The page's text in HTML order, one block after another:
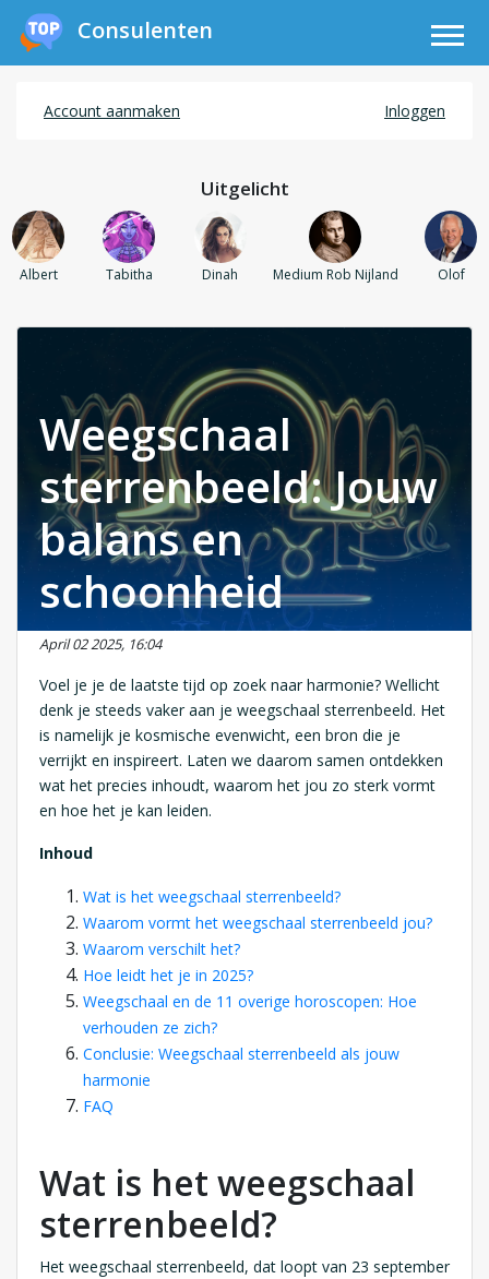
Consulenten
Account aanmaken Inloggen
Uitgelicht
Albert Tabitha Dinah Medium Rob Nijland Olof
Weegschaal
sterrenbeeld: Jouw
balans en
schoonheid
April 02 2025, 16:04
Voel je je de laatste tijd op zoek naar harmonie? Wellicht
denk je steeds vaker aan je weegschaal sterrenbeeld. Het
is namelijk je kosmische evenwicht, een bron die je
verrijkt en inspireert. Laten we daarom samen ontdekken
wat het precies inhoudt, waarom het jou zo sterk vormt
en hoe het je kan leiden.
Inhoud
Wat is het weegschaal sterrenbeeld?
Waarom vormt het weegschaal sterrenbeeld jou?
Waarom verschilt het?
Hoe leidt het je in 2025?
Weegschaal en de 11 overige horoscopen: Hoe
verhouden ze zich?
Conclusie: Weegschaal sterrenbeeld als jouw
harmonie
FAQ
Wat is het weegschaal
sterrenbeeld?
Het weegschaal sterrenbeeld, dat loopt van 23 september